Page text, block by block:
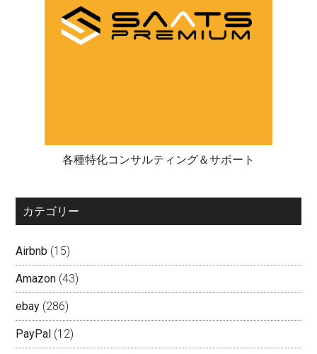
各種特化コンサルティング＆サポート
カテゴリー
Airbnb (15)
Amazon (43)
ebay (286)
PayPal (12)